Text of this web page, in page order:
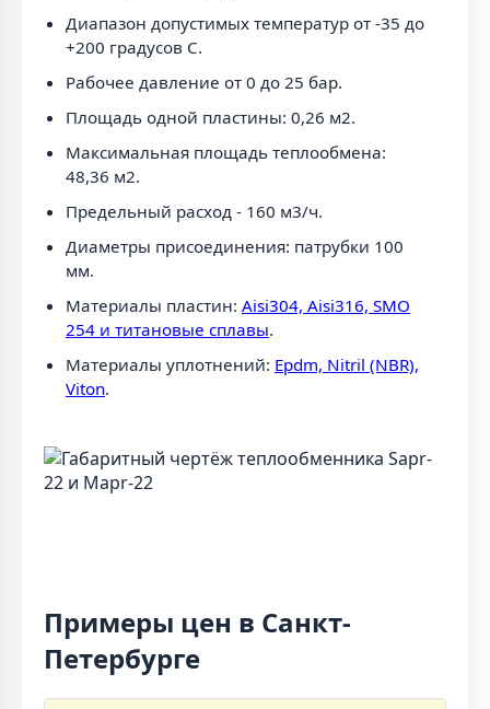
Диапазон допустимых температур от -35 до
+200 градусов C.
Рабочее давление от 0 до 25 бар.
Площадь одной пластины: 0,26 м2.
Максимальная площадь теплообмена:
48,36 м2.
Предельный расход - 160 м3/ч.
Диаметры присоединения: патрубки 100
мм.
Материалы пластин: Aisi304, Aisi316, SMO
254 и титановые сплавы.
Материалы уплотнений: Epdm, Nitril (NBR),
Viton.
Примеры цен в Санкт-
Петербурге